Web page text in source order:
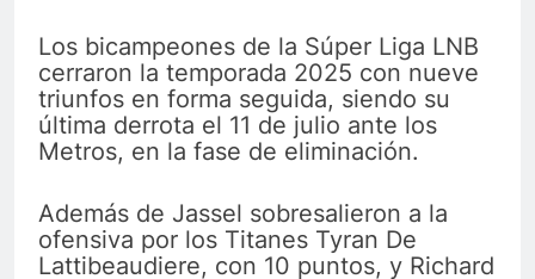
Los bicampeones de la Súper Liga LNB
cerraron la temporada 2025 con nueve
triunfos en forma seguida, siendo su
última derrota el 11 de julio ante los
Metros, en la fase de eliminación.
Además de Jassel sobresalieron a la
ofensiva por los Titanes Tyran De
Lattibeaudiere, con 10 puntos, y Richard